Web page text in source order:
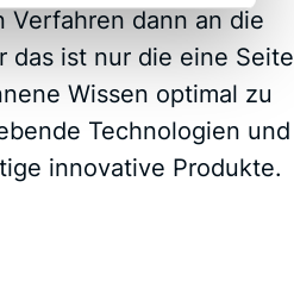
Verfahren dann an die
das ist nur die eine Seite
Wissen optimal zu
Technologien und
innovative Produkte.